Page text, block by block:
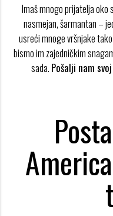
Imaš mnogo prijatelja oko
nasmejan, šarmantan –
usreći mnoge vršnjake
bismo im zajedničkim
sada. Pošalji nam